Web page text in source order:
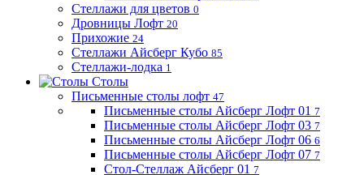
Стеллажи для цветов 0
Дровницы Лофт 20
Прихожие 24
Стеллажи Айсберг Кубо 85
Стеллажи-лодка 1
Столы
Письменные столы лофт 47
Письменные столы Айсберг Лофт 01 7
Письменные столы Айсберг Лофт 03 7
Письменные столы Айсберг Лофт 06 6
Письменные столы Айсберг Лофт 07 7
Стол-Стеллаж Айсберг 01 7